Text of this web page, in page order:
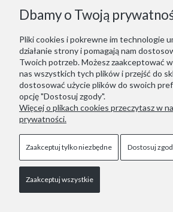
Ciemnozielone skarpetki Basic
18,99 zł
Dbamy o Twoją
Pliki cookies i pokrewne im technologie
działanie strony i pomagają nam
Twoich potrzeb. Możesz zaakceptować
nas wszystkich tych plików i przejść do
dostosować użycie plików do swoich
opcję "Dostosuj zgody".
Więcej o plikach cookies przeczytasz w
prywatności.
Zaakceptuj tylko niezbędne Dostosuj
Zaakceptuj wszystkie